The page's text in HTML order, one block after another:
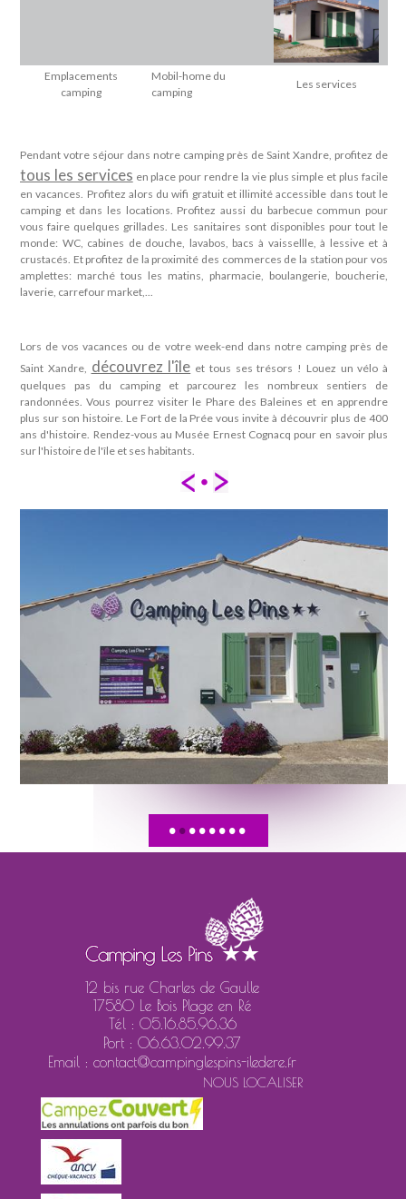
Emplacements
camping
Mobil-home du
camping
Les services
Pendant votre séjour dans notre camping près de Saint Xandre, profitez de
tous les services en place pour rendre la vie plus simple et plus facile
en vacances. Profitez alors du wifi gratuit et illimité accessible dans tout le
camping et dans les locations. Profitez aussi du barbecue commun pour
vous faire quelques grillades. Les sanitaires sont disponibles pour tout le
monde: WC, cabines de douche, lavabos, bacs à vaissellle, à lessive et à
crustacés. Et profitez de la proximité des commerces de la station pour vos
amplettes: marché tous les matins, pharmacie, boulangerie, boucherie,
laverie, carrefour market,...
Lors de vos vacances ou de votre week-end dans notre camping près de
Saint Xandre, découvrez l'île et tous ses trésors ! Louez un vélo à
quelques pas du camping et parcourez les nombreux sentiers de
randonnées. Vous pourrez visiter le Phare des Baleines et en apprendre
plus sur son histoire. Le Fort de la Prée vous invite à découvrir plus de 400
ans d'histoire. Rendez-vous au Musée Ernest Cognacq pour en savoir plus
sur l'histoire de l'île et ses habitants.
••••••••
12 bis rue Charles de Gaulle
17580 Le Bois Plage en Ré
Tél : 05.16.85.96.36
Port : 06.63.02.99.37
Email : contact@campinglespins-iledere.fr
NOUS LOCALISER